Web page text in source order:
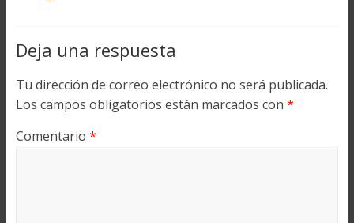
Deja una respuesta
Tu dirección de correo electrónico no será publicada.
Los campos obligatorios están marcados con *
Comentario *